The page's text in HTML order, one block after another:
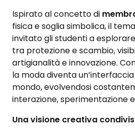
Ispirato al concetto di
fisica e soglia simbolica, il
invitato gli studenti a
tra protezione e scambio,
artigianalità e innovazione.
la moda diventa un’interfaccia
mondo, evolvendosi
interazione, sperimentazione
Una visione creativa